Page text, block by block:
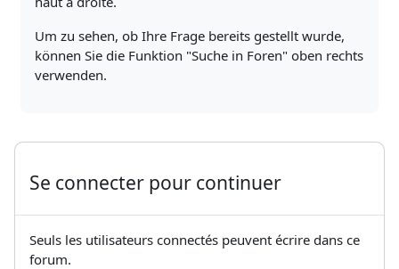
Um zu sehen, ob Ihre Frage bereits gestellt wurde,
können Sie die Funktion "Suche in Foren" oben rechts
verwenden.
Se connecter pour continuer
Seuls les utilisateurs connectés peuvent écrire dans ce
forum.